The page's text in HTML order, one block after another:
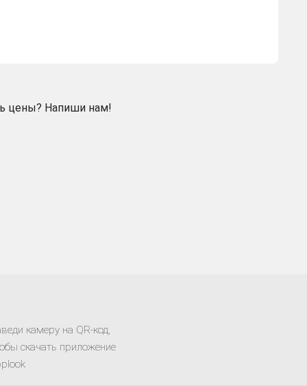
цены? Напиши нам!
камеру на QR-код,
скачать приложение